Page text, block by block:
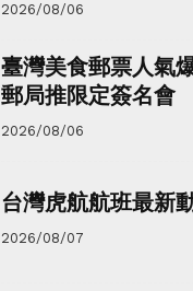
2026/08/06
臺灣美食郵票人
郵局推限定簽名會
2026/08/06
台灣虎航航班最新
2026/08/07